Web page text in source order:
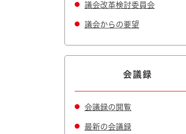
議会改革検討委員会
議会からの要望
会議録
会議録の閲覧
最新の会議録